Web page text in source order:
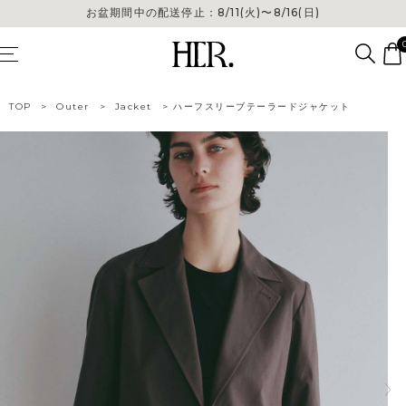
お盆期間中の配送停止：8/11(火)〜8/16(日)
TOP > Outer > Jacket > ハーフスリーブテーラードジャケット